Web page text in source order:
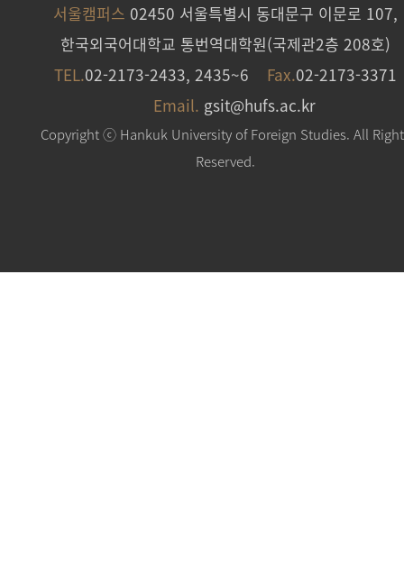
서울캠퍼스 02450 서울특별시 동대문구 이문로 107,
한국외국어대학교 통번역대학원(국제관2층 208호)
TEL.02-2173-2433, 2435~6 Fax.02-2173-3371
Email. gsit@hufs.ac.kr
Copyright ⓒ Hankuk University of Foreign Studies. All
Reserved.